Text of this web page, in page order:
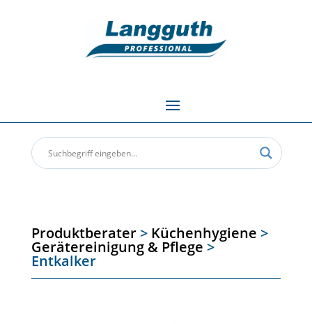
Produktberater> Küchenhygiene >
Gerätereinigung & Pflege >
Entkalker